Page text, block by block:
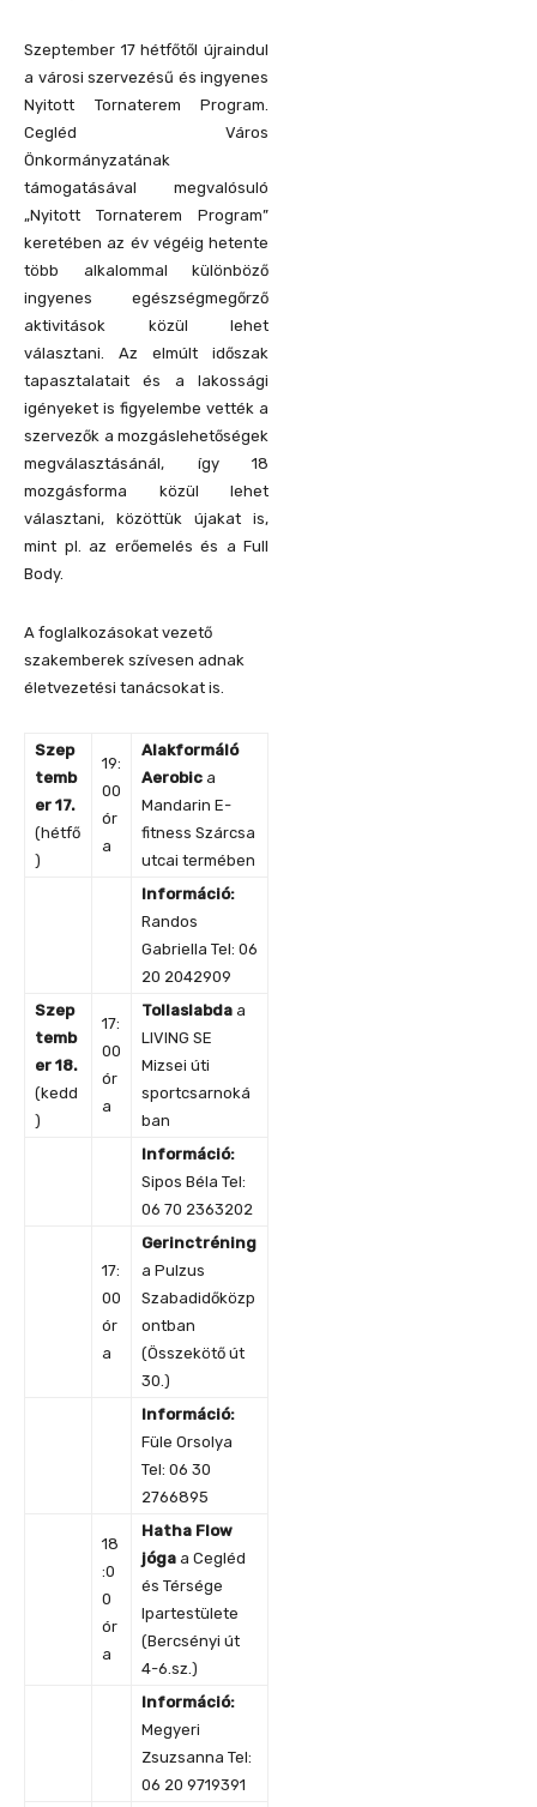
Szeptember 17 hétfőtől újraindul
a városi szervezésű és ingyenes
Nyitott Tornaterem Program.
Cegléd Város
Önkormányzatának
támogatásával megvalósuló
„Nyitott Tornaterem Program”
keretében az év végéig hetente
több alkalommal különböző
ingyenes egészségmegőrző
aktivitások közül lehet
választani. Az elmúlt időszak
tapasztalatait és a lakossági
igényeket is figyelembe vették a
szervezők a mozgáslehetőségek
megválasztásánál, így 18
mozgásforma közül lehet
választani, közöttük újakat is,
mint pl. az erőemelés és a Full
Body.
A foglalkozásokat vezető
szakemberek szívesen adnak
életvezetési tanácsokat is.
Szep
temb
er 17.
(hétfő
)
19:
00
ór
a
Alakformáló
Aerobic a
Mandarin E-
fitness Szárcsa
utcai termében
Információ:
Randos
Gabriella Tel: 06
20 2042909
Szep
temb
er 18.
(kedd
)
17:
00
ór
a
Tollaslabda a
LIVING SE
Mizsei úti
sportcsarnoká
ban
Információ:
Sipos Béla Tel:
06 70 2363202
17:
00
ór
a
Gerinctréning
a Pulzus
Szabadidőközp
ontban
(Összekötő út
30.)
Információ:
Füle Orsolya
Tel: 06 30
2766895
18
:0
0
ór
a
Hatha Flow
jóga a Cegléd
és Térsége
Ipartestülete
(Bercsényi út
4-6.sz.)
Információ:
Megyeri
Zsuzsanna Tel:
06 20 9719391